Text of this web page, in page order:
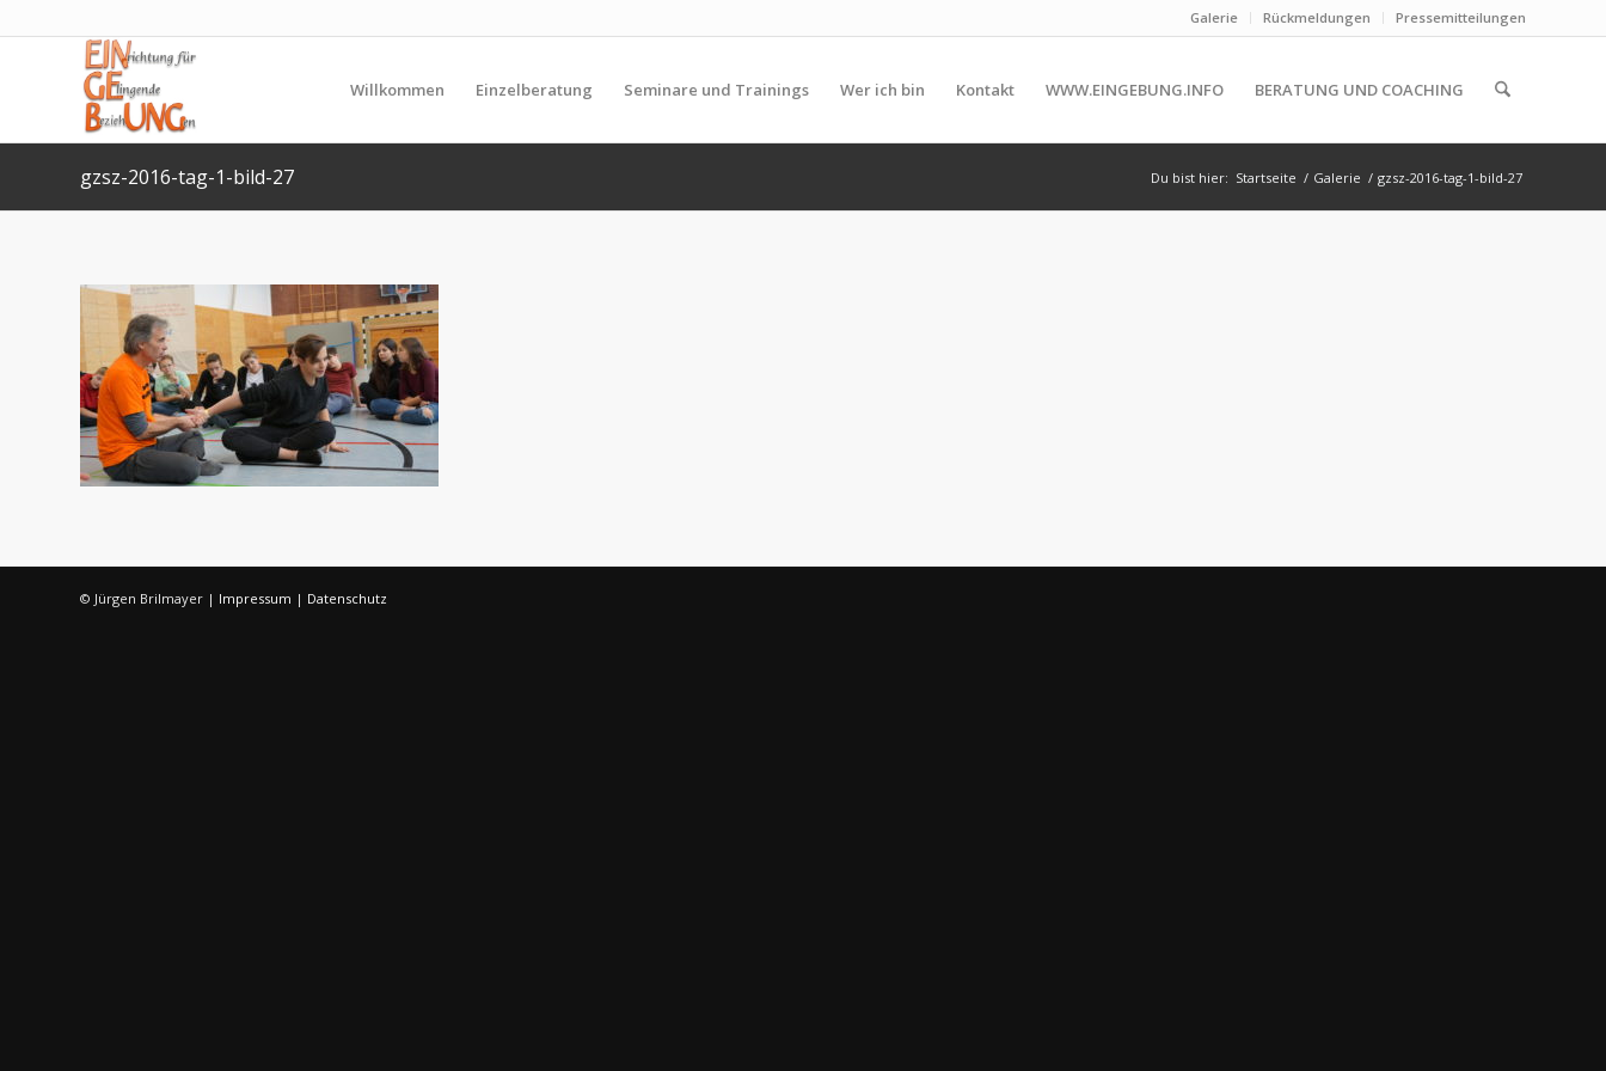
Galerie Rückmeldungen Pressemitteilungen
Willkommen Einzelberatung Seminare und Trainings Wer ich bin Kontakt WWW.EINGEBUNG.INFO BERATUNG UND COACHING
gzsz-2016-tag-1-bild-27 Du bist hier: Startseite / Galerie / gzsz-2016-tag-1-bild-27
© Jürgen Brilmayer | Impressum | Datenschutz